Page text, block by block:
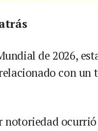
de 2026,
con un
notoriedad